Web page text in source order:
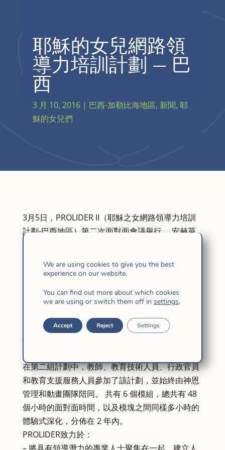
耶穌的女兒網路領
導力培訓計劃 — 巴
西
3 月 10, 2016| 巴西-加勒比海地區, 新聞, 耶
穌的女兒們
3月5日，PROLIDER II（耶穌之女網路領導力培訓
計劃-巴西地區）第二次面對面會議舉行。 安赫萊
靈性”。 他介紹了聖坎迪達神恩的特徵和要素，始
發，基於生活和使命的現實，今天平信徒與耶穌的
此外，42位出席者還介紹了深化模組二 – 依納爵靈
性的綜合，這是喬納斯神父在2015年11月的第二屆
在第二組計劃中，教師、教育技術人員、行政官員
和教育支援服務人員參加了該計劃，並始終由神恩
管理和動畫團隊陪同。 共有 6 個模組，總共有 48
個小時的面對面時間，以及模塊之間同樣多小時的
體驗式深化，分佈在 2 年內。
PROLIDER致力於：
We are using cookies to give you the best
experience on our website.
You can find out more about which cookies
we are using or switch them off in settings.
Accept Reject Settings